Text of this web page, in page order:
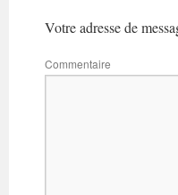
Votre adresse de
Commentaire